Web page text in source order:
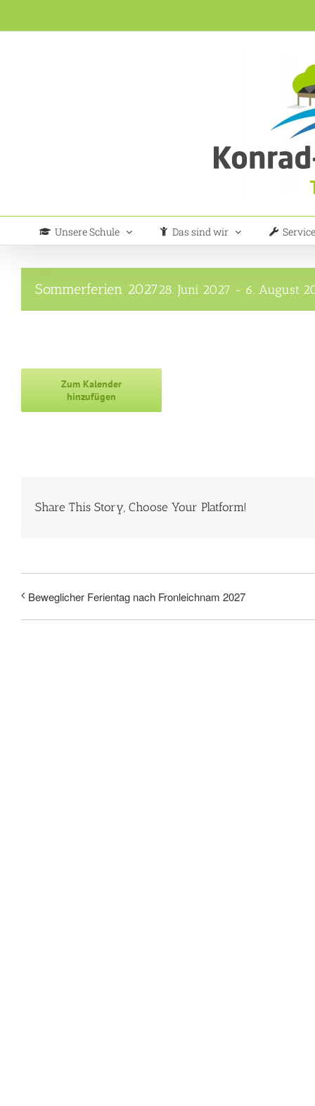
Inhalt
Unsere Schule Das sind wir
Sommerferien 202728. Juni 2027 - 6. August
Zum Kalender
hinzufügen
Share This Story, Choose Your Platform!
Beweglicher Ferientag nach Fronleichnam 2027